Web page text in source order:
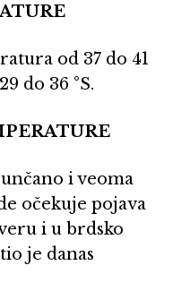
od 37 do 41
do 36 °S.
i veoma
očekuje pojava
i u brdsko
je danas